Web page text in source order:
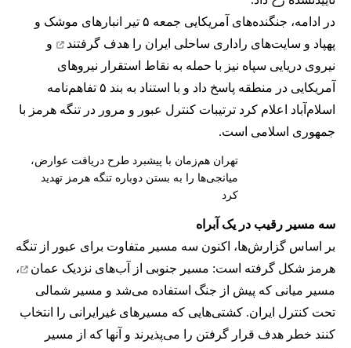
در ادامه، جنگنده‌های آمریکایی جمعه ۵ تیر انبارهای موشک و
پهپاد و سایت‌های راداری ساحلی ایران را هدف گرفتند
و
نیروی دریایی سپاه نیز با حمله به نقاط استقرار نیروهای
آمریکایی در منطقه پاسخ داد و با استناد به بند ۵ تفاهم‌نامه
اسلام‌آباد اعلام کرد ترتیبات کنترل عبور و مرور در تنگه هرمز با
جمهوری اسلامی است.
تهران هم‌زمان با پیشبرد طرح دریافت عوارض،
میانجی‌ها را به بستن دوباره تنگه هرمز تهدید
کرد
سه مسیر رقیب در یک آبراه
بر اساس گزارش‌ها، اکنون سه مسیر متفاوت برای عبور از تنگه
هرمز شکل گرفته است: مسیر جنوبی از
آب‌های نزدیک عمان
،
مسیر میانی که پیش از جنگ استفاده می‌شد و مسیر شمالی
تحت کنترل ایران. کشتی‌هایی که مسیرهای غیرایرانی را انتخاب
کنند خطر هدف قرار گرفتن را می‌پذیرند و آنها که از مسیر